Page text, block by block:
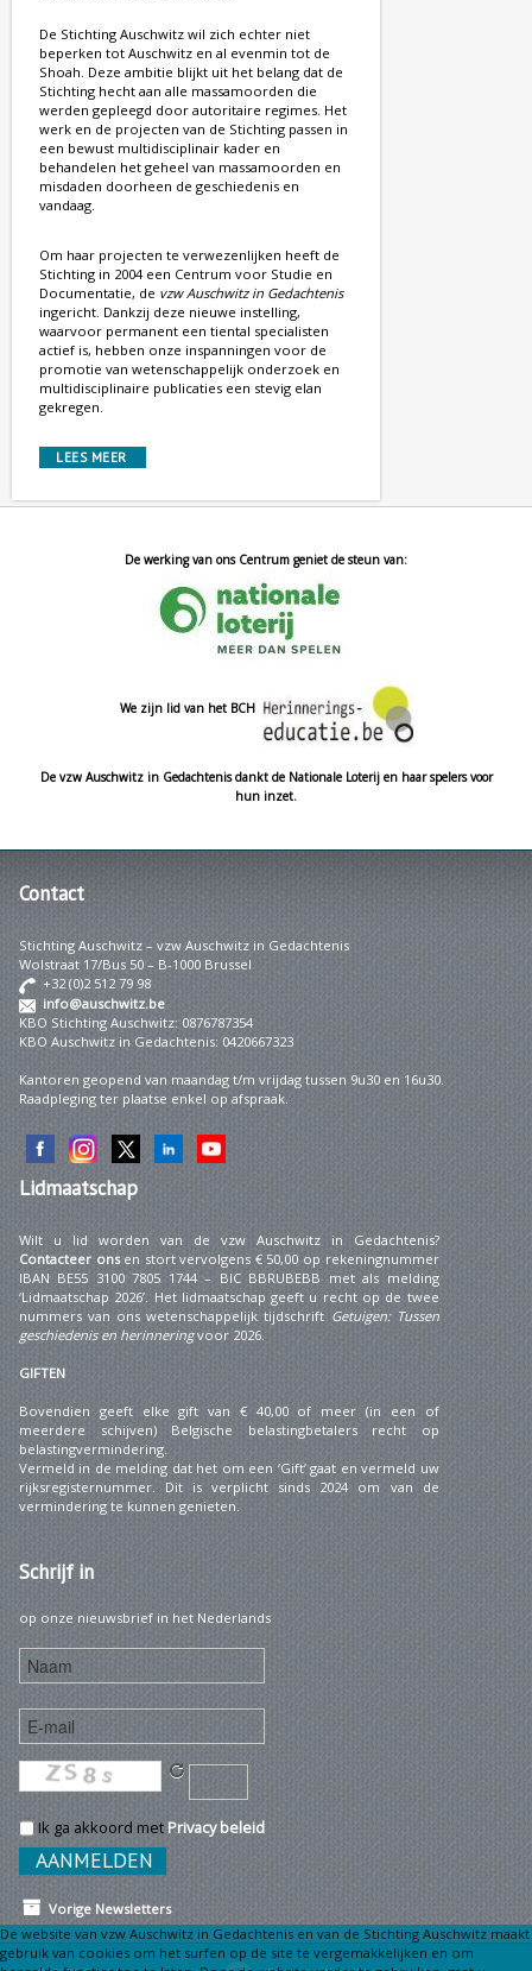
De Stichting Auschwitz wil zich echter niet
beperken tot Auschwitz en al evenmin tot de
Shoah. Deze ambitie blijkt uit het belang dat de
Stichting hecht aan alle massamoorden die
werden gepleegd door autoritaire regimes. Het
werk en de projecten van de Stichting passen in
een bewust multidisciplinair kader en
behandelen het geheel van massamoorden en
misdaden doorheen de geschiedenis en
vandaag.
Om haar projecten te verwezenlijken heeft de
Stichting in 2004 een Centrum voor Studie en
Documentatie, de vzw Auschwitz in Gedachtenis
ingericht. Dankzij deze nieuwe instelling,
waarvoor permanent een tiental specialisten
actief is, hebben onze inspanningen voor de
promotie van wetenschappelijk onderzoek en
multidisciplinaire publicaties een stevig elan
gekregen.
LEES MEER
De werking van ons Centrum geniet de steun van:
We zijn lid van het BCH
De vzw Auschwitz in Gedachtenis dankt de Nationale Loterij en haar spelers voor
hun inzet.
Contact
Stichting Auschwitz – vzw Auschwitz in Gedachtenis
Wolstraat 17/Bus 50 – B-1000 Brussel
+32 (0)2 512 79 98
info@auschwitz.be
KBO Stichting Auschwitz: 0876787354
KBO Auschwitz in Gedachtenis: 0420667323
Kantoren geopend van maandag t/m vrijdag tussen 9u30 en 16u30.
Raadpleging ter plaatse enkel op afspraak.
Lidmaatschap
Wilt u lid worden van de vzw Auschwitz in Gedachtenis?
Contacteer onsen stort vervolgens € 50,00 op rekeningnummer
IBAN BE55 3100 7805 1744 – BIC BBRUBEBB met als melding
‘Lidmaatschap 2026’. Het lidmaatschap geeft u recht op de twee
nummers van ons wetenschappelijk tijdschrift Getuigen: Tussen
geschiedenis en herinneringvoor 2026.
GIFTEN
Bovendien geeft elke gift van € 40,00 of meer (in een of
meerdere schijven) Belgische belastingbetalers recht op
belastingvermindering.
Vermeld in de melding dat het om een ‘Gift’ gaat en vermeld uw
rijksregisternummer. Dit is verplicht sinds 2024 om van de
vermindering te kunnen genieten.
Schrijfin
op onze nieuwsbrief in het Nederlands
Ik ga akkoord metPrivacy beleid
Vorige Newsletters
De website van vzw Auschwitz in Gedachtenis en van de Stichting Auschwitz maakt
gebruik van cookies om het surfen op de site te vergemakkelijken en om